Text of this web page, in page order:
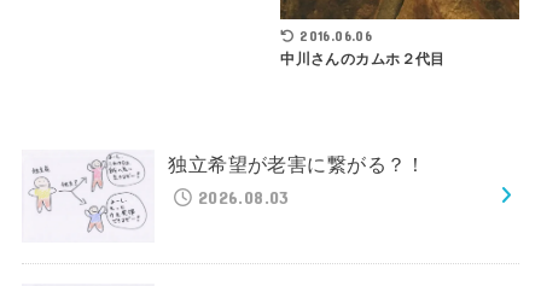
2016.06.06
中川さんのカムホ２代目
独立希望が老害に繋がる？！
2026.08.03